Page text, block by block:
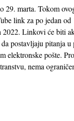
29. marta. Tokom
link za po jedan
Linkovi će biti
postavljaju pitanja
elektronske pošte.
nema